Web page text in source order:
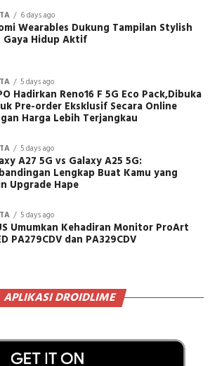
6 days ago
Wearables Dukung Tampilan Stylish
Gaya Hidup Aktif
5 days ago
Hadirkan Reno16 F 5G Eco Pack,Dibuka
Pre-order Eksklusif Secara Online
Harga Lebih Terjangkau
5 days ago
A27 5G vs Galaxy A25 5G:
Lengkap Buat Kamu yang
Upgrade Hape
5 days ago
Umumkan Kehadiran Monitor ProArt
PA279CDV dan PA329CDV
APLIKASI DROIDLIME